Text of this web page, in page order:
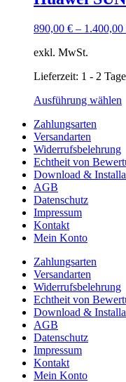
890,00 € – 1.400,00
exkl. MwSt.
Lieferzeit: 1 - 2 Tage
Ausführung wählen
Zahlungsarten
Versandarten
Widerrufsbelehrung
Echtheit von
Download &
AGB
Datenschutz
Impressum
Kontakt
Mein Konto
Zahlungsarten
Versandarten
Widerrufsbelehrung
Echtheit von
Download &
AGB
Datenschutz
Impressum
Kontakt
Mein Konto